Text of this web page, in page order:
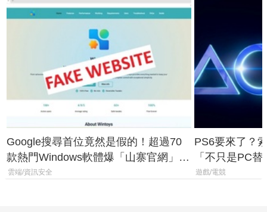
Google搜尋首位竟然是假的！超過70
款熱門Windows軟體爆「山寨官網」危
機
雲端/資訊安全
PS6要來了？
「不只是PC
廳、進軍電競
遊戲/電競